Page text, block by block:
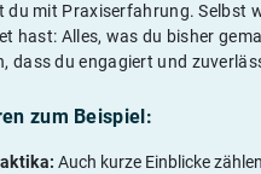
du mit Praxiserfahrung. Selbst
hast: Alles, was du bisher
dass du engagiert und
zum Beispiel:
Auch kurze Einblicke